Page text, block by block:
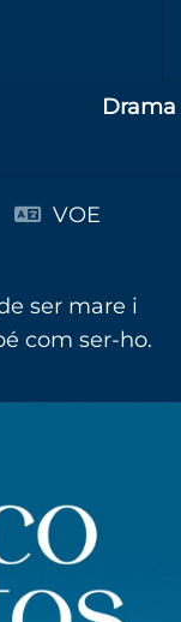
Drama
VOE
ser mare i
com ser-ho.